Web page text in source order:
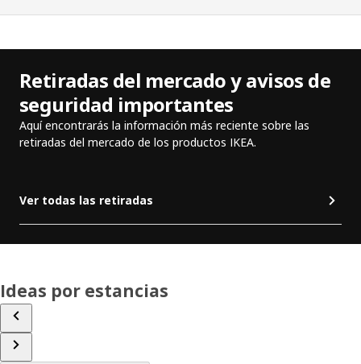
Retiradas del mercado y avisos de
seguridad importantes
Aquí encontrarás la información más reciente sobre las
retiradas del mercado de los productos IKEA.
Ver todas las retiradas
Ideas por estancias